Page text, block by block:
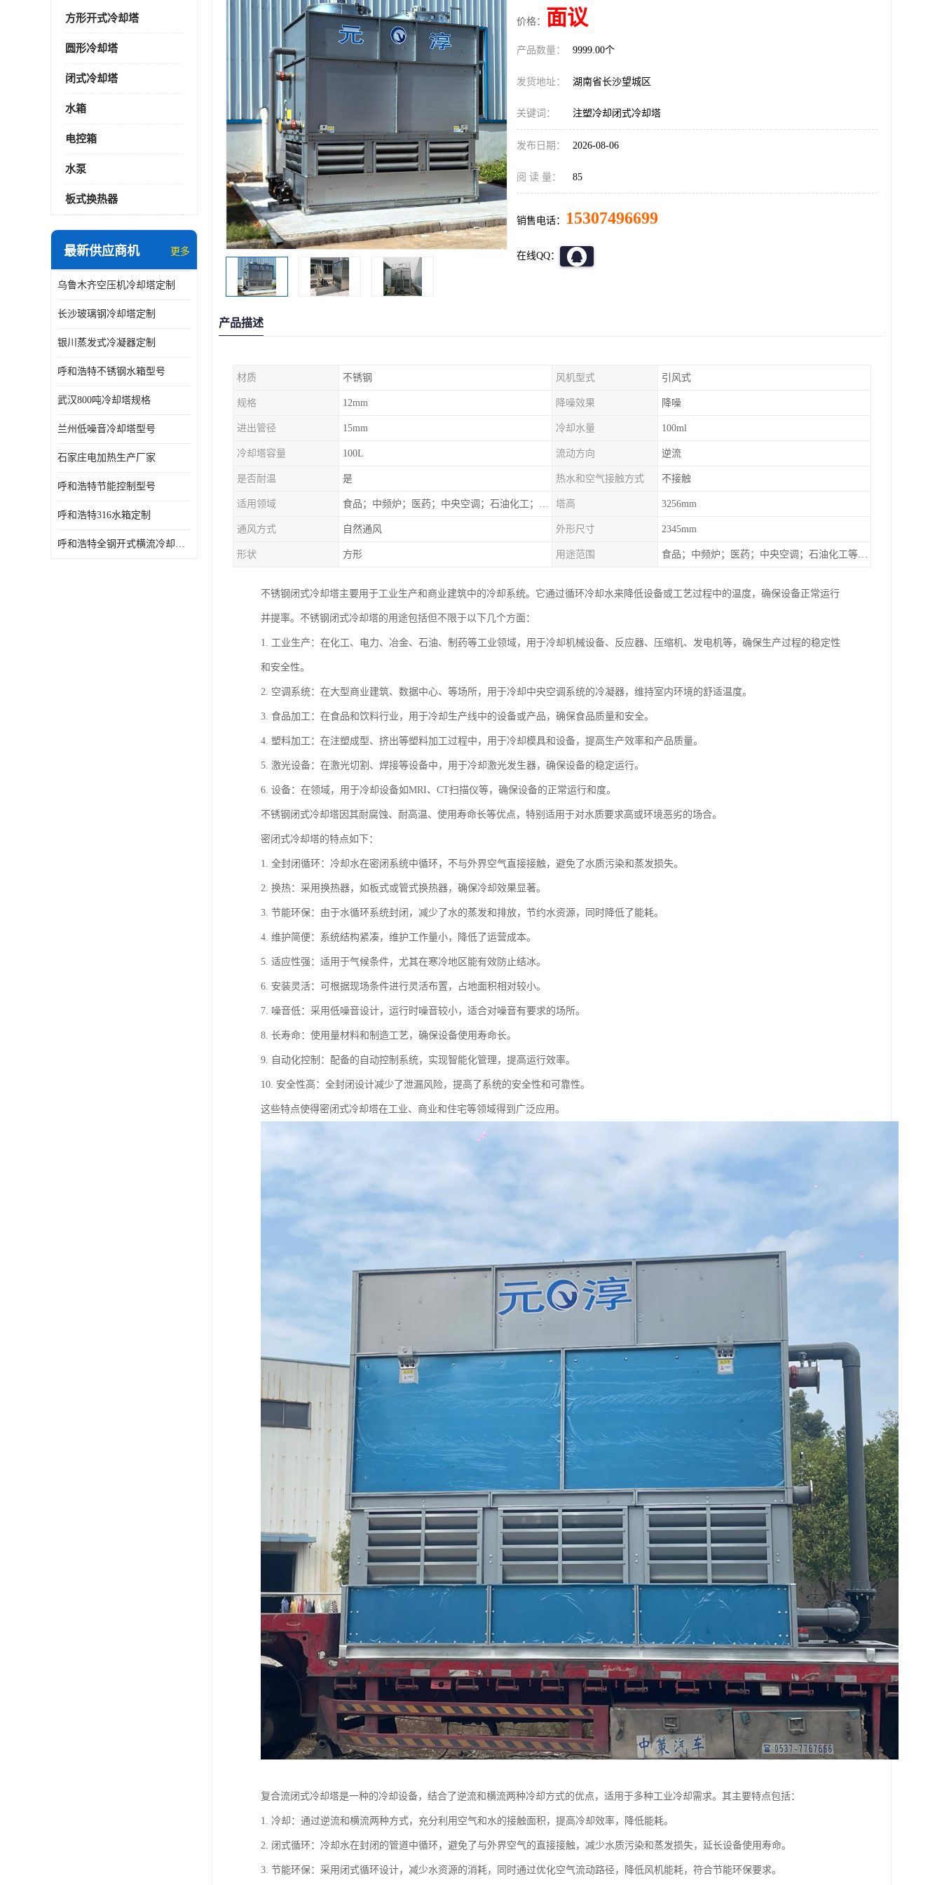
方形开式冷却塔
圆形冷却塔
闭式冷却塔
水箱
电控箱
水泵
板式换热器
最新供应商机 更多
乌鲁木齐空压机冷却塔定制
长沙玻璃钢冷却塔定制
银川蒸发式冷凝器定制
呼和浩特不锈钢水箱型号
武汉800吨冷却塔规格
兰州低噪音冷却塔型号
石家庄电加热生产厂家
呼和浩特节能控制型号
呼和浩特316水箱定制
呼和浩特全钢开式横流冷却塔型号
价格： 面议
产品数量： 9999.00个
发货地址： 湖南省长沙望城区
关键词： 注塑冷却闭式冷却塔
发布日期： 2026-08-06
阅 读 量： 85
销售电话： 15307496699
在线QQ：
产品描述
材质 不锈钢 风机型式 引风式
规格 12mm 降噪效果 降噪
进出管径 15mm 冷却水量 100ml
冷却塔容量 100L 流动方向 逆流
是否耐温 是 热水和空气接触方式 不接触
适用领域 食品；中频炉；医药；中央空调；石油化工；锻造；冶金；电子；新材料 塔高 3256mm
通风方式 自然通风 外形尺寸 2345mm
形状 方形 用途范围 食品；中频炉；医药；中央空调；石油化工等行业设备的换热降温
不锈钢闭式冷却塔主要用于工业生产和商业建筑中的冷却系统。它通过循环冷却水来降低设备或工艺过程中的温度，确保设备正常运行
并提率。不锈钢闭式冷却塔的用途包括但不限于以下几个方面：
1. 工业生产：在化工、电力、冶金、石油、制药等工业领域，用于冷却机械设备、反应器、压缩机、发电机等，确保生产过程的稳定性
和安全性。
2. 空调系统：在大型商业建筑、数据中心、等场所，用于冷却中央空调系统的冷凝器，维持室内环境的舒适温度。
3. 食品加工：在食品和饮料行业，用于冷却生产线中的设备或产品，确保食品质量和安全。
4. 塑料加工：在注塑成型、挤出等塑料加工过程中，用于冷却模具和设备，提高生产效率和产品质量。
5. 激光设备：在激光切割、焊接等设备中，用于冷却激光发生器，确保设备的稳定运行。
6. 设备：在领域，用于冷却设备如MRI、CT扫描仪等，确保设备的正常运行和度。
不锈钢闭式冷却塔因其耐腐蚀、耐高温、使用寿命长等优点，特别适用于对水质要求高或环境恶劣的场合。
密闭式冷却塔的特点如下：
1. 全封闭循环：冷却水在密闭系统中循环，不与外界空气直接接触，避免了水质污染和蒸发损失。
2. 换热：采用换热器，如板式或管式换热器，确保冷却效果显著。
3. 节能环保：由于水循环系统封闭，减少了水的蒸发和排放，节约水资源，同时降低了能耗。
4. 维护简便：系统结构紧凑，维护工作量小，降低了运营成本。
5. 适应性强：适用于气候条件，尤其在寒冷地区能有效防止结冰。
6. 安装灵活：可根据现场条件进行灵活布置，占地面积相对较小。
7. 噪音低：采用低噪音设计，运行时噪音较小，适合对噪音有要求的场所。
8. 长寿命：使用量材料和制造工艺，确保设备使用寿命长。
9. 自动化控制：配备的自动控制系统，实现智能化管理，提高运行效率。
10. 安全性高：全封闭设计减少了泄漏风险，提高了系统的安全性和可靠性。
这些特点使得密闭式冷却塔在工业、商业和住宅等领域得到广泛应用。
复合流闭式冷却塔是一种的冷却设备，结合了逆流和横流两种冷却方式的优点，适用于多种工业冷却需求。其主要特点包括：
1. 冷却：通过逆流和横流两种方式，充分利用空气和水的接触面积，提高冷却效率，降低能耗。
2. 闭式循环：冷却水在封闭的管道中循环，避免了与外界空气的直接接触，减少水质污染和蒸发损失，延长设备使用寿命。
3. 节能环保：采用闭式循环设计，减少水资源的消耗，同时通过优化空气流动路径，降低风机能耗，符合节能环保要求。